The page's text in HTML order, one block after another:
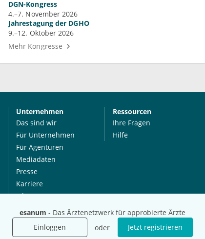
esanum - Das Ärztenetzwerk für approbierte Ärzte
Einloggen
oder Jetzt registrieren
DGN-Kongress
4.–7. November 2026
Jahrestagung der DGHO
9.–12. Oktober 2026
Mehr Kongresse
Unternehmen
Das sind wir
Für Unternehmen
Für Agenturen
Mediadaten
Presse
Karriere
Jobs
Ressourcen
Ihre Fragen
Hilfe
International
Youtube